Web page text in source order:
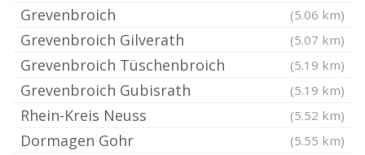
Grevenbroich (5.06 km)
Grevenbroich Gilverath (5.07 km)
Grevenbroich Tüschenbroich (5.19 km)
Grevenbroich Gubisrath (5.19 km)
Rhein-Kreis Neuss (5.52 km)
Dormagen Gohr (5.55 km)